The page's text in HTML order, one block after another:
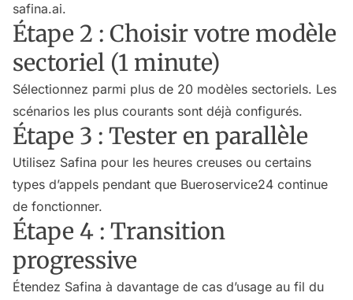
safina.ai.
Étape 2 : Choisir votre modèle
sectoriel (1 minute)
Sélectionnez parmi plus de 20 modèles sectoriels. Les
scénarios les plus courants sont déjà configurés.
Étape 3 : Tester en parallèle
Utilisez Safina pour les heures creuses ou certains
types d’appels pendant que Bueroservice24 continue
de fonctionner.
Étape 4 : Transition
progressive
Étendez Safina à davantage de cas d’usage au fil du